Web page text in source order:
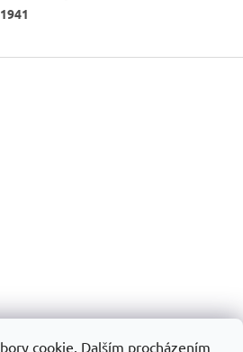
cookie. Dalším procházením
údajů